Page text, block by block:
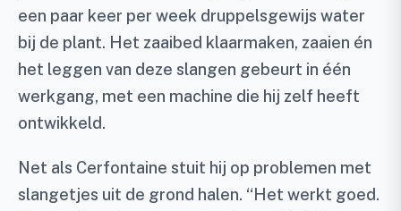
een paar keer per week druppelsgewijs water
bij de plant. Het zaaibed klaarmaken, zaaien én
het leggen van deze slangen gebeurt in één
werkgang, met een machine die hij zelf heeft
ontwikkeld.
Net als Cerfontaine stuit hij op problemen met
slangetjes uit de grond halen. “Het werkt goed.